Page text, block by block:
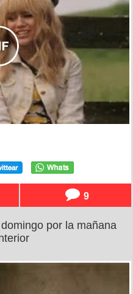
9
por la mañana